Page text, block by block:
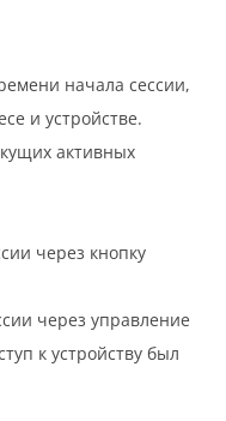
начала сессии,
и устройстве.
активных
через кнопку
через управление
к устройству был